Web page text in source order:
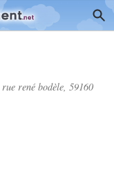
rue rené bodèle, 59160